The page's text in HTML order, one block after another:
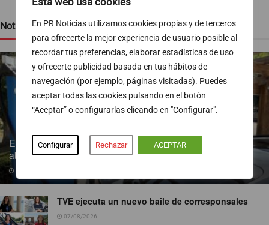
En PR Noticias utilizamos cookies propias y de terceros
para ofrecerte la mejor experiencia de usuario posible al
recordar tus preferencias, elaborar estadísticas de uso
y ofrecerte publicidad basada en tus hábitos de
navegación (por ejemplo, páginas visitadas). Puedes
aceptar todas las cookies pulsando en el botón
“Aceptar” o configurarlas clicando en "Configurar".
Configurar Rechazar ACEPTAR
Noticias recientes
Endesa pone a disposición más de 300 puntos de recarga
abiertos al público
TVE ejecuta un nuevo baile de corresponsales
07/08/2026